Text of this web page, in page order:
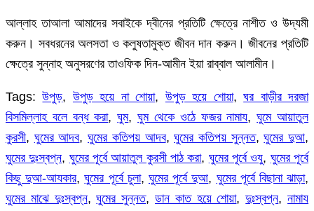
আল্লাহ তাআলা আমাদের সবাইকে দ্বীনের প্রতিটি ক্ষেত্রে নাশীত ও উদ্যমী
করুন। সবধরনের অলসতা ও কলুষতামুক্ত জীবন দান করুন। জীবনের প্রতিটি
ক্ষেত্রে সুন্নাহ অনুসরণের তাওফিক দিন-আমীন ইয়া রাব্বাল আলামীন।
Tags: উপুড়, উপুড় হয়ে না শোয়া, উপুড় হয়ে শোয়া,ঘর বাড়ীর দরজা
বিসমিল্লাহ বলে বন্ধ করা,ঘুম,ঘুম থেকে ওঠে ফজর নামায,ঘুমে আয়াতুল
কুরসী, ঘুমের আদব,ঘুমের কতিপয় আদব,ঘুমের কতিপয় সুন্নত,ঘুমের দুআ,
ঘুমের দুঃস্বপ্ন, ঘুমের পূর্বে আয়াতুল কুরসী পাঠ করা, ঘুমের পূর্বে ওযু, ঘুমের পূর্বে
কিছু দুআ-আযকার,ঘুমের পূর্বে চুলা, ঘুমের পূর্বে দুআ, ঘুমের পূর্বে বিছানা ঝাড়া,
ঘুমের মাঝে দুঃস্বপ্ন,ঘুমের সুন্নত,ডান কাত হয়ে শোয়া,দুঃস্বপ্ন,নামায